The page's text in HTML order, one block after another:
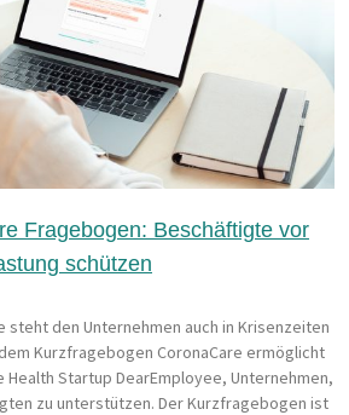
Fragebogen: Beschäftigte vor
schützen
steht den Unternehmen auch in Krisenzeiten
Kurzfragebogen CoronaCare ermöglicht
Health Startup DearEmployee, Unternehmen,
zu unterstützen. Der Kurzfragebogen ist